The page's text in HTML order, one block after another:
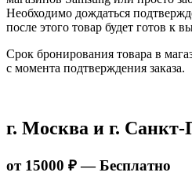
Необходимо дождаться
после этого товар будет готов к
Срок бронирования товара в
с момента подтверждения заказа.
г. Москва и г. Санкт-
от 15000 ₽ — Бесплатно